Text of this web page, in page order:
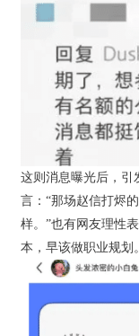
这则消息曝光后，引
言：“那场赵信打烬
样。”也有网友理性
本，早该做职业规划